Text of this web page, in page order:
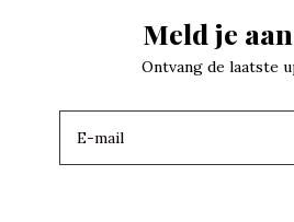
Meld je
Ontvang de laatste